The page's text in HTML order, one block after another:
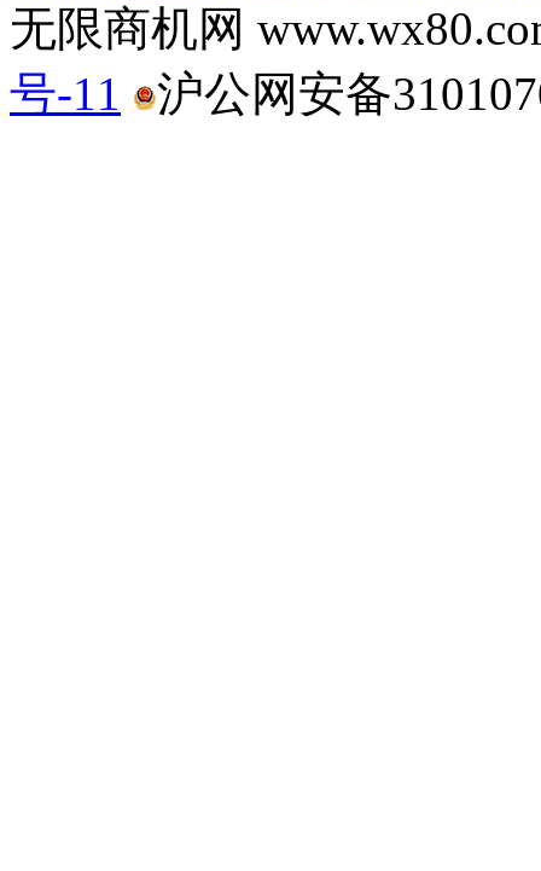
无限商机网
号-11
沪公网安备